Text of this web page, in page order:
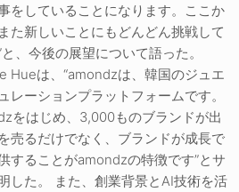
をしていることになります。ここか
た新しいことにもどんどん挑戦して
、今後の展望について語った。
Hueは、“amondzは、韓国のジュエ
レーションプラットフォームです。
をはじめ、3,000ものブランドが出
売るだけでなく、ブランドが成長で
することがamondzの特徴です”とサ
した。 また、創業背景とAI技術を活